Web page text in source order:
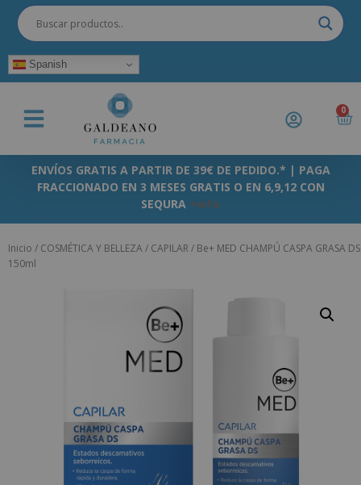
Spanish
0
ENVÍOS GRATIS A PARTIR DE 39€ DE PEDIDO.* | PAGA
FRACCIONADO EN 3 MESES GRATIS O EN 6,9,12 CON
SEQURA +info
Inicio / COSMÉTICA Y BELLEZA/ CAPILAR / Be+ MED CHAMPÚ CASPA GRASA DS
150ml